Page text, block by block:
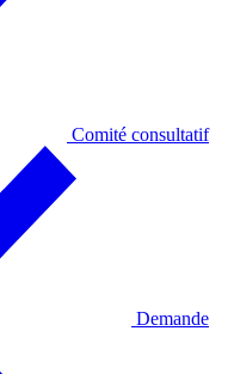
Comité consultatif
Demande